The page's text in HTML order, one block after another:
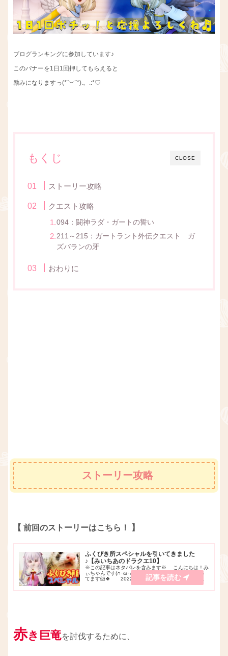
ブログランキングに参加しています♪
このバナーを1日1回押してもらえると
励みになりますっ(*˘︶˘*).。.:*♡
CLOSE
もくじ
ストーリー攻略
クエスト攻略
094：闘神ラダ・ガートの誓い
211～215：ガートラント外伝クエスト ガ
ズバランの牙
おわりに
ストーリー攻略
【 前回のストーリーはこちら！ 】
ふくびき所スペシャルを引いてきました
♪【みいちあのドラクエ10】
※この記事はネタバレを含みます※ こんにちは！み
ぃちゃんです(∩･ω･∩)♪YouTubeでゲーム実況をやっ
てます🐹🍀 2022年2月15日 から、全国のローソ
ンなどでふくびき所スペシャル ～ 目覚めし 朝の新
習慣!!編 ～が発売されて...
赤き巨竜を討伐するために、